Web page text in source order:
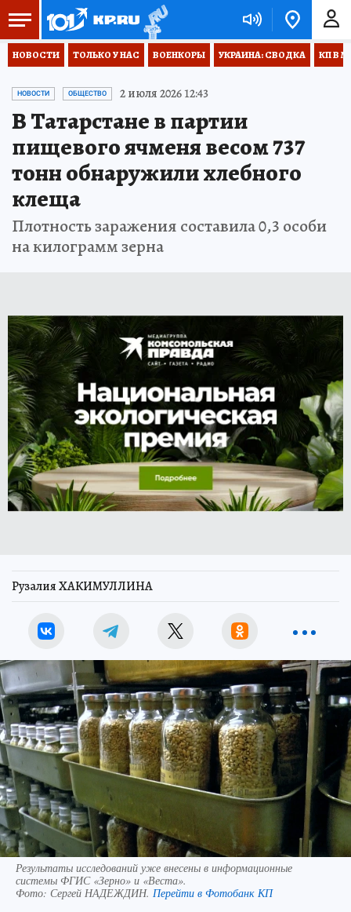
НОВОСТИ ТОЛЬКО У НАС ВОЕНКОРЫ УКРАИНА: СВОДКА КП В
НОВОСТИ ОБЩЕСТВО 2 июля 2026 12:43
В Татарстане в партии
пищевого ячменя весом 737
тонн обнаружили хлебного
клеща
Плотность заражения составила 0,3 особи
на килограмм зерна
Рузалия ХАКИМУЛЛИНА
Результаты исследований уже внесены в информационные
системы ФГИС «Зерно» и «Веста».
Фото: Сергей НАДЕЖДИН. Перейти в Фотобанк КП